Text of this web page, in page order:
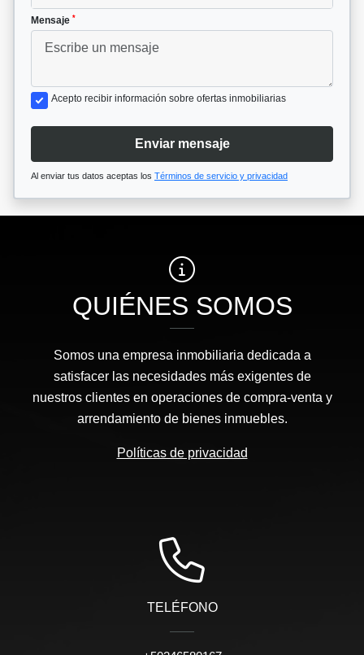
Mensaje *
Acepto recibir información sobre ofertas inmobiliarias
Enviar mensaje
Al enviar tus datos aceptas los Términos de servicio y privacidad
QUIÉNES SOMOS
Somos una empresa inmobiliaria dedicada a
satisfacer las necesidades más exigentes de
nuestros clientes en operaciones de compra-venta y
arrendamiento de bienes inmuebles.
Políticas de privacidad
TELÉFONO